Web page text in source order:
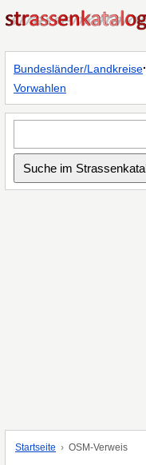
Bundesländer/Landkreise·
Vorwahlen
Startseite OSM-Verweis